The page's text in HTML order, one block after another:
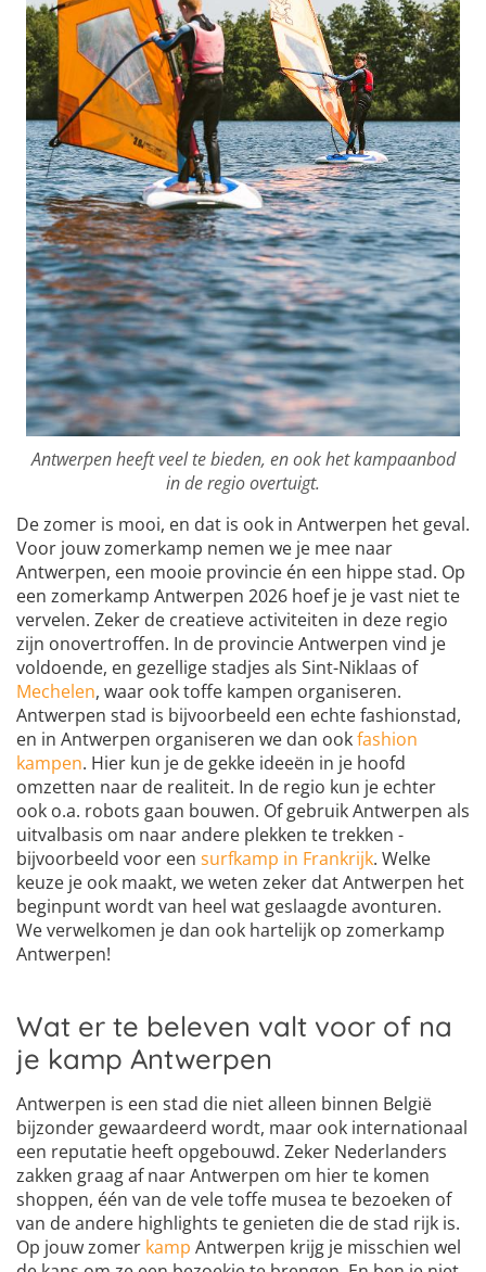
Antwerpen heeft veel te bieden, en ook het kampaanbod
in de regio overtuigt.
De zomer is mooi, en dat is ook in Antwerpen het geval.
Voor jouw zomerkamp nemen we je mee naar
Antwerpen, een mooie provincie én een hippe stad. Op
een zomerkamp Antwerpen 2026 hoef je je vast niet te
vervelen. Zeker de creatieve activiteiten in deze regio
zijn onovertroffen. In de provincie Antwerpen vind je
voldoende, en gezellige stadjes als Sint-Niklaas of
Mechelen, waar ook toffe kampen organiseren.
Antwerpen stad is bijvoorbeeld een echte fashionstad,
en in Antwerpen organiseren we dan ookfashion
kampen. Hier kun je de gekke ideeën in je hoofd
omzetten naar de realiteit. In de regio kun je echter
ook o.a. robots gaan bouwen. Of gebruik Antwerpen als
uitvalbasis om naar andere plekken te trekken -
bijvoorbeeld voor een surfkamp in Frankrijk. Welke
keuze je ook maakt, we weten zeker dat Antwerpen het
beginpunt wordt van heel wat geslaagde avonturen.
We verwelkomen je dan ook hartelijk op zomerkamp
Antwerpen!
Wat er te beleven valt voor of na
je kamp Antwerpen
Antwerpen is een stad die niet alleen binnen België
bijzonder gewaardeerd wordt, maar ook internationaal
een reputatie heeft opgebouwd. Zeker Nederlanders
zakken graag af naar Antwerpen om hier te komen
shoppen, één van de vele toffe musea te bezoeken of
van de andere highlights te genieten die de stad rijk is.
Op jouw zomer kamp Antwerpen krijg je misschien wel